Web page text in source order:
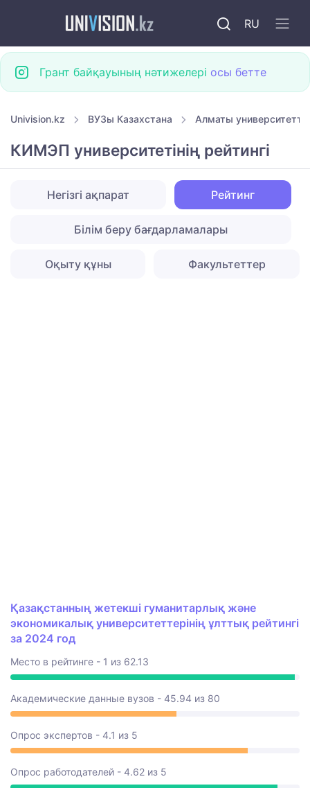
RU
Грант байқауының нәтижелері осы бетте
Univision.kz ВУЗы Казахстана Алматы
КИМЭП университетінің рейтингі
Негізгі ақпарат Рейтинг
Білім беру бағдарламалары
Оқыту құны Факультеттер
Қазақстанның жетекші гуманитарлық және
экономикалық университеттерінің ұлттық рейтингі
за 2024 год
Место в рейтинге - 1 из 62.13
Академические данные вузов - 45.94 из 80
Опрос экспертов - 4.1 из 5
Опрос работодателей - 4.62 из 5